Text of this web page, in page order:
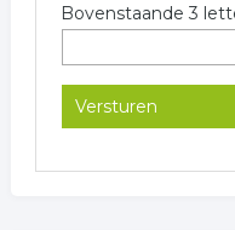
Bovenstaande 3